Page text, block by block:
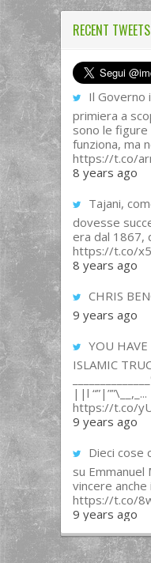
RECENT TWEETS
Il Governo
primiera a
sono le figure
funziona, ma
https://t.co/
8 years ago
Tajani,
dovesse
era dal 1867,
https://t.co/
8 years ago
CHRIS
9 years ago
YOU
ISLAMIC
||l “”|””\__,_...
https://t.co/
9 years ago
Dieci cose
su Emmanuel
vincere
https://t.co/
9 years ago